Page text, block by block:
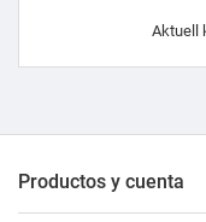
Aktuell
Productos y cuenta